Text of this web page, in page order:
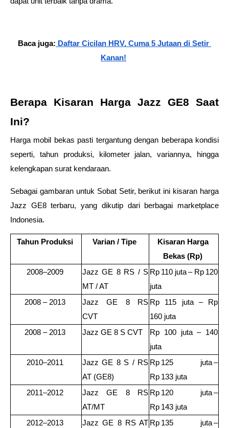
Baca juga: Daftar Cicilan HRV, Cuma 5 Jutaan di Setir
Kanan!
Berapa Kisaran Harga Jazz GE8 Saat
Ini?
Harga mobil bekas pasti tergantung dengan beberapa kondisi
seperti, tahun produksi, kilometer jalan, variannya, hingga
kelengkapan surat kendaraan.
Sebagai gambaran untuk Sobat Setir, berikut ini kisaran harga
Jazz GE8 terbaru, yang dikutip dari berbagai marketplace
Indonesia.
Tahun Produksi Varian / Tipe
Kisaran Harga
Bekas (Rp)
2008–2009
Jazz GE 8 RS / S
MT / AT
Rp 110 juta – Rp 120
juta
2008 – 2013
Jazz GE 8 RS
CVT
Rp 115 juta – Rp
160 juta
2008 – 2013
Jazz GE 8 S CVT
Rp 100 juta – 140
juta
2010–2011
Jazz GE 8 S / RS
AT (GE8)
Rp 125 juta –
Rp 133 juta
2011–2012
Jazz GE 8 RS
AT/MT
Rp 120 juta –
Rp 143 juta
2012–2013
Jazz GE 8 RS AT Rp 135 juta –